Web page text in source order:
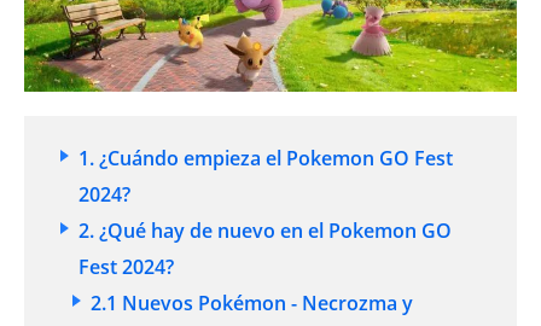
1. ¿Cuándo empieza el Pokemon GO Fest
2024?
2. ¿Qué hay de nuevo en el Pokemon GO
Fest 2024?
2.1 Nuevos Pokémon - Necrozma y